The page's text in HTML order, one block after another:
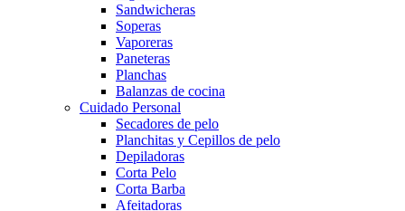
Sandwicheras
Soperas
Vaporeras
Paneteras
Planchas
Balanzas de cocina
Cuidado Personal
Secadores de pelo
Planchitas y Cepillos de pelo
Depiladoras
Corta Pelo
Corta Barba
Afeitadoras